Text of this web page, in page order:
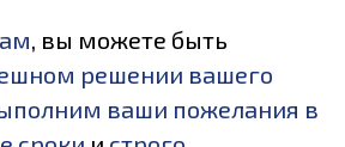
, вы можете быть
решении вашего
ваши пожелания в